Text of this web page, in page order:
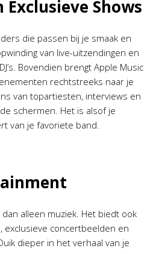
Exclusieve Shows
die passen bij je smaak en
van live-uitzendingen en
Bovendien brengt Apple Music
rechtstreeks naar je
van topartiesten, interviews en
schermen. Het is alsof je
van je favoriete band.
alleen muziek. Het biedt ook
exclusieve concertbeelden en
dieper in het verhaal van je